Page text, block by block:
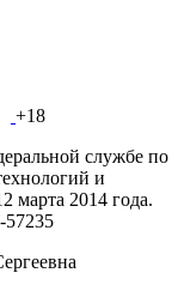
+18
службе по
и
марта 2014 года.